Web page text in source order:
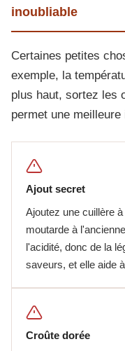
inoubliable
Certaines petites
exemple, la
plus haut, sortez les
permet une meilleure
Ajout secret
Ajoutez une cuillère
moutarde à
l'acidité, donc de la
saveurs, et elle aide
Croûte dorée